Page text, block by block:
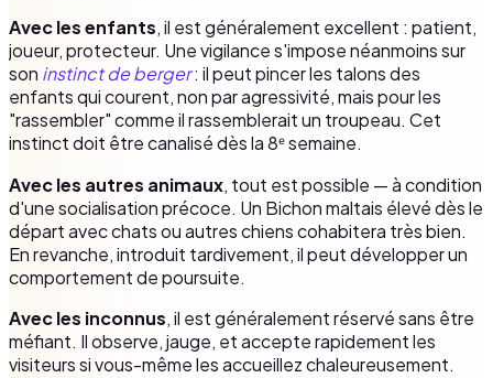
Avec les enfants, il est généralement excellent : patient,
joueur, protecteur. Une vigilance s'impose néanmoins sur
son instinct de berger: il peut pincer les talons des
enfants qui courent, non par agressivité, mais pour les
"rassembler" comme il rassemblerait un troupeau. Cet
instinct doit être canalisé dès la 8ᵉ semaine.
Avec les autres animaux, tout est possible — à condition
d'une socialisation précoce. Un Bichon maltais élevé dès le
départ avec chats ou autres chiens cohabitera très bien.
En revanche, introduit tardivement, il peut développer un
comportement de poursuite.
Avec les inconnus, il est généralement réservé sans être
méfiant. Il observe, jauge, et accepte rapidement les
visiteurs si vous-même les accueillez chaleureusement.